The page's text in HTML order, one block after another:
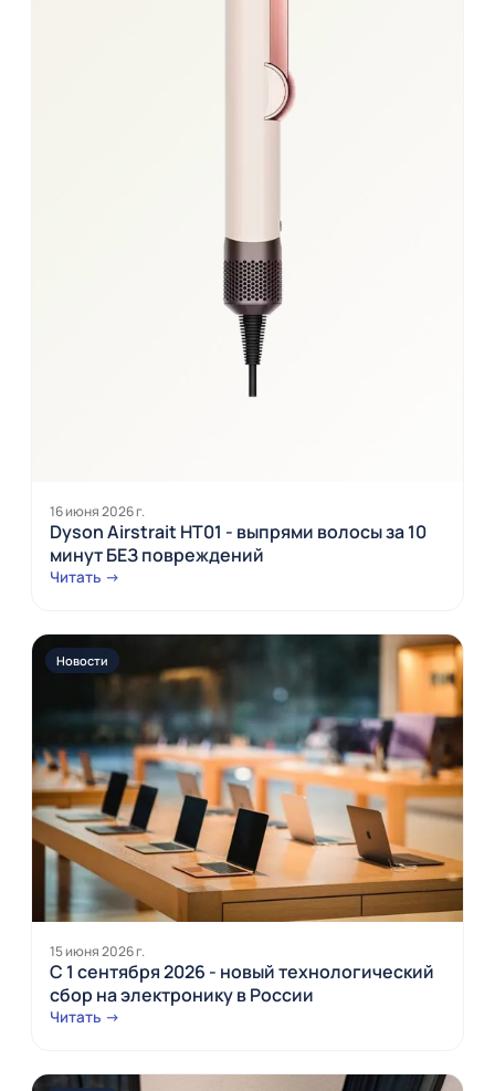
16 июня 2026 г.
Dyson Airstrait HT01 - выпрями волосы за 10
минут БЕЗ повреждений
Читать →
Новости
15 июня 2026 г.
С 1 сентября 2026 - новый технологический
сбор на электронику в России
Читать →